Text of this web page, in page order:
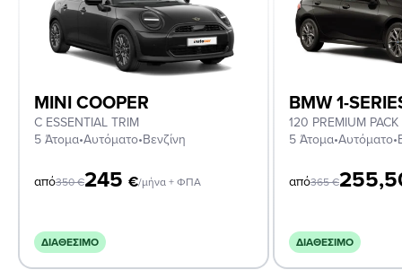
MINI COOPER
C ESSENTIAL TRIM
5 Άτομα•Αυτόματο•Βενζίνη
από350€245 €/μήνα + ΦΠΑ
ΔΙΑΘΈΣΙΜΟ
BMW 1-
120 PREMIUM PACK
5 Άτομα•Αυτόματο•
από365€
ΔΙΑΘΈΣΙΜΟ